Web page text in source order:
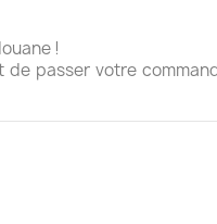
!
passer votre